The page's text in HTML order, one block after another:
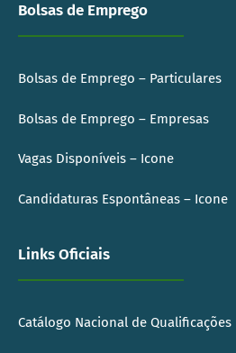
Bolsas de Emprego
Bolsas de Emprego – Particulares
Bolsas de Emprego – Empresas
Vagas Disponíveis – Icone
Candidaturas Espontâneas – Icone
Links Oficiais
Catálogo Nacional de Qualificações